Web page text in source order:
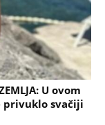
U ovom
privuklo svačiji